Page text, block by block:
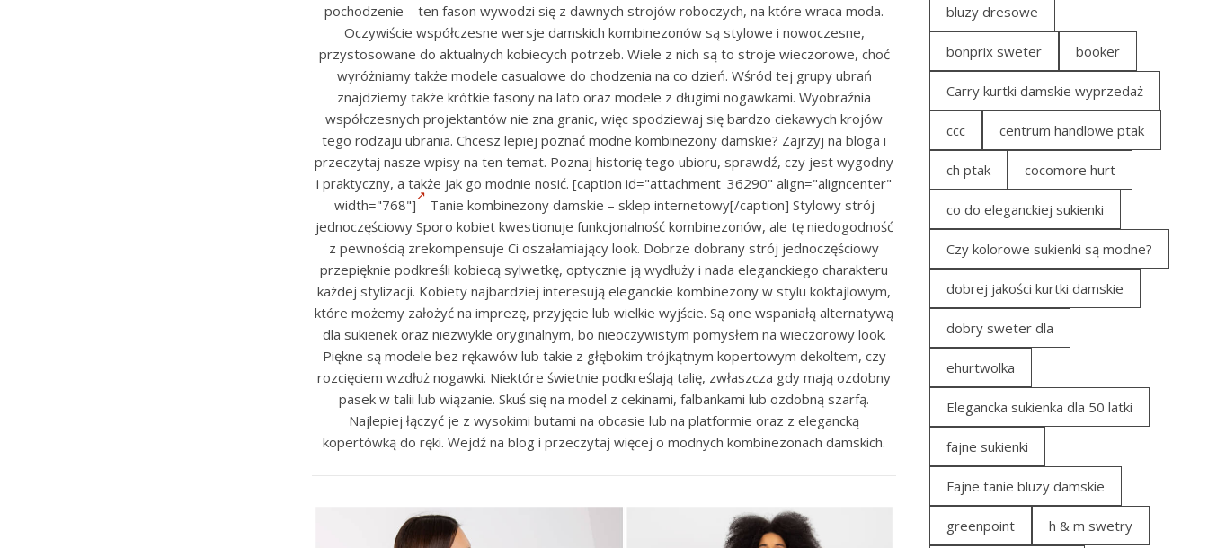
pochodzenie – ten fason wywodzi się z dawnych strojów roboczych, na które wraca moda.
Oczywiście współczesne wersje damskich kombinezonów są stylowe i nowoczesne,
przystosowane do aktualnych kobiecych potrzeb. Wiele z nich są to stroje wieczorowe, choć
wyróżniamy także modele casualowe do chodzenia na co dzień. Wśród tej grupy ubrań
znajdziemy także krótkie fasony na lato oraz modele z długimi nogawkami. Wyobraźnia
współczesnych projektantów nie zna granic, więc spodziewaj się bardzo ciekawych krojów
tego rodzaju ubrania. Chcesz lepiej poznać modne kombinezony damskie? Zajrzyj na bloga i
przeczytaj nasze wpisy na ten temat. Poznaj historię tego ubioru, sprawdź, czy jest wygodny
i praktyczny, a także jak go modnie nosić. [caption id="attachment_36290" align="aligncenter"
width="768"]
Tanie kombinezony damskie – sklep internetowy[/caption] Stylowy strój
jednoczęściowy Sporo kobiet kwestionuje funkcjonalność kombinezonów, ale tę niedogodność
z pewnością zrekompensuje Ci oszałamiający look. Dobrze dobrany strój jednoczęściowy
przepięknie podkreśli kobiecą sylwetkę, optycznie ją wydłuży i nada eleganckiego charakteru
każdej stylizacji. Kobiety najbardziej interesują eleganckie kombinezony w stylu koktajlowym,
które możemy założyć na imprezę, przyjęcie lub wielkie wyjście. Są one wspaniałą alternatywą
dla sukienek oraz niezwykle oryginalnym, bo nieoczywistym pomysłem na wieczorowy look.
Piękne są modele bez rękawów lub takie z głębokim trójkątnym kopertowym dekoltem, czy
rozcięciem wzdłuż nogawki. Niektóre świetnie podkreślają talię, zwłaszcza gdy mają ozdobny
pasek w talii lub wiązanie. Skuś się na model z cekinami, falbankami lub ozdobną szarfą.
Najlepiej łączyć je z wysokimi butami na obcasie lub na platformie oraz z elegancką
kopertówką do ręki. Wejdź na blog i przeczytaj więcej o modnych kombinezonach damskich.
bluzy dresowe
bonprix sweter booker
Carry kurtki damskie wyprzedaż
ccc centrum handlowe ptak
ch ptak cocomore hurt
co do eleganckiej sukienki
Czy kolorowe sukienki są modne?
dobrej jakości kurtki damskie
dobry sweter dla
ehurtwolka
Elegancka sukienka dla 50 latki
fajne sukienki
Fajne tanie bluzy damskie
greenpoint h & m swetry